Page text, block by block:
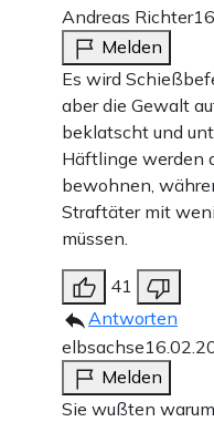
Andreas Richter
Melden
Es wird
aber die Gewalt
beklatscht und
Häftlinge werden
bewohnen,
Straftäter mit
müssen.
41
Antworten
elbsachse
Melden
Sie wußten